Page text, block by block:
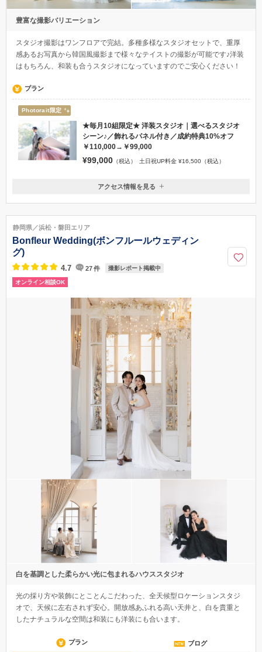
豊富な撮影バリエーション
スタジオ撮影はワンフロアで完結。多種多様なスタジオセットで、重厚
感あるお写真から韓国風撮影まで様々なテイストの撮影が可能です♪洋装
はもちろん、和装も合うスタジオになっていますのでご安心ください！
プラン
Photorait限定
★毎月10組限定★ 洋装スタジオ｜選べるスタジオ
シーン♪／飾れるパネル付き／成約特典10%オフ
￥110,000→￥99,000
¥99,000 （税込） 土日祝UP料金 ¥16,500（税込）
静岡県浜松市中央区佐藤3丁目18-5 3F
053-482-8502
アクセス情報を見る
静岡県／浜松・磐田エリア
Bonfleur Wedding(ボンフルールウェディン
グ)
4.7 27件 撮影レポート掲載中
オンライン相談OK
白を基調とした柔らかい光に包まれるハウススタジオ
光の採り方や装飾にとことんこだわった、全天候型ロケーションスタジ
オで、天候に左右されず安心。開放感あふれる高い天井と、白を貴重と
したナチュラルな空間は和装にも洋装にも合います。
プラン ブログ